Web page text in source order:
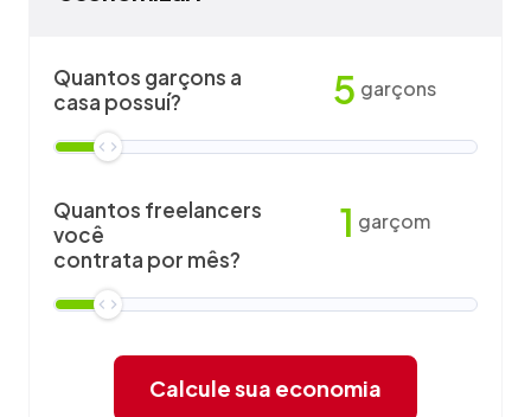
Quantos garçons a
casa possuí?
5 garçons
Quantos freelancers
você
contrata por mês?
1 garçom
Calcule sua economia